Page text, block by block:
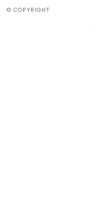
© COPYRIGHT
Bluchic.